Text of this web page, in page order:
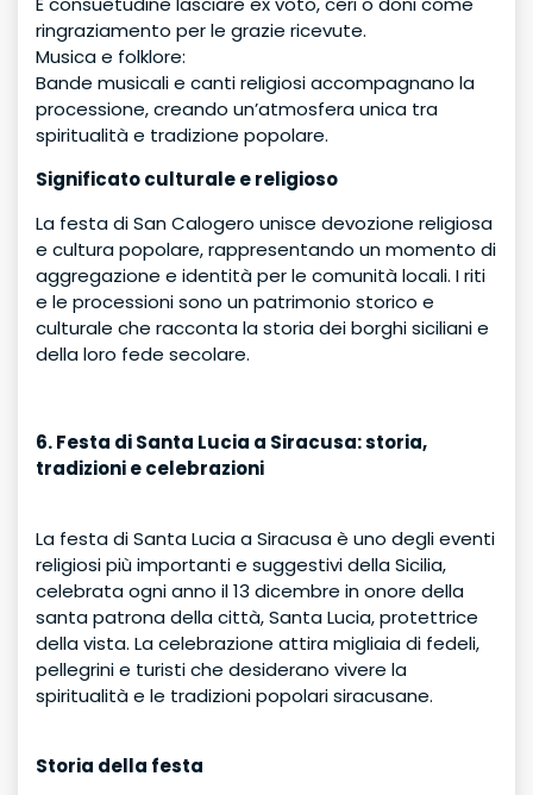
ringraziamento per le grazie ricevute.
Musica e folklore:
Bande musicali e canti religiosi accompagnano la
processione, creando un’atmosfera unica tra
spiritualità e tradizione popolare.
Significato culturale e religioso
La festa di San Calogero unisce devozione religiosa
e cultura popolare, rappresentando un momento di
aggregazione e identità per le comunità locali. I riti
e le processioni sono un patrimonio storico e
culturale che racconta la storia dei borghi siciliani e
della loro fede secolare.
6. Festa di Santa Lucia a Siracusa: storia,
tradizioni e celebrazioni
La festa di Santa Lucia a Siracusa è uno degli eventi
religiosi più importanti e suggestivi della Sicilia,
celebrata ogni anno il 13 dicembre in onore della
santa patrona della città, Santa Lucia, protettrice
della vista. La celebrazione attira migliaia di fedeli,
pellegrini e turisti che desiderano vivere la
spiritualità e le tradizioni popolari siracusane.
Storia della festa